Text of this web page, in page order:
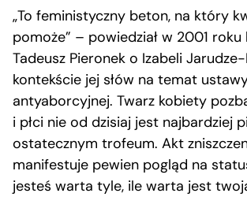
„To feministyczny beton, na który
pomoże” – powiedział w 2001 roku
Tadeusz Pieronek o Izabeli
kontekście jej słów na temat
antyaborcyjnej. Twarz kobiety
i płci nie od dzisiaj jest najbardziej
ostatecznym trofeum. Akt
manifestuje pewien pogląd na
jesteś warta tyle, ile warta jest